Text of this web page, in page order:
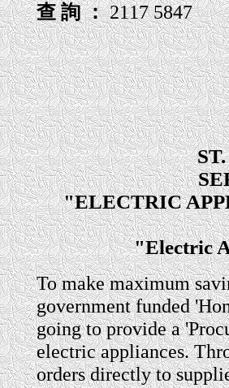
查 詢 ：2117 5847
"ELECTRIC
"Electric
To make maximum
government funded
going to provide a
electric appliances.
orders directly to